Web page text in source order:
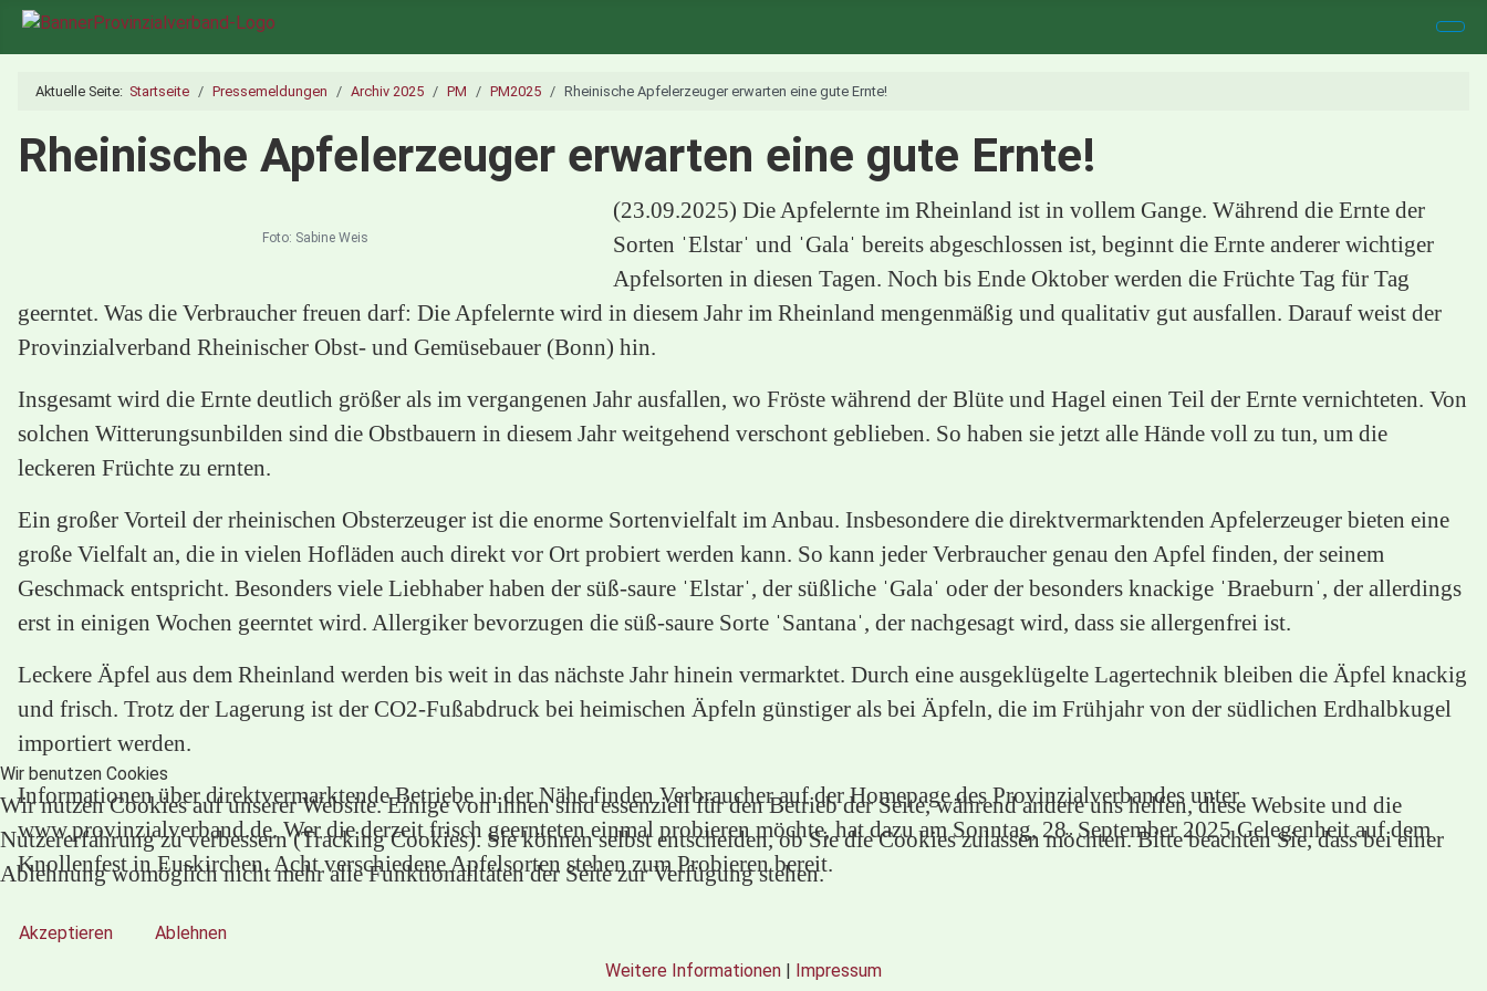
Aktuelle Seite: Startseite Pressemeldungen Archiv 2025 PM PM2025 Rheinische Apfelerzeuger erwarten eine gute Ernte!
Rheinische Apfelerzeuger erwarten eine gute Ernte!
Foto: Sabine Weis
(23.09.2025) Die Apfelernte im Rheinland ist in vollem Gange. Während die Ernte der
Sorten ˈElstarˈ und ˈGalaˈ bereits abgeschlossen ist, beginnt die Ernte anderer wichtiger
Apfelsorten in diesen Tagen. Noch bis Ende Oktober werden die Früchte Tag für Tag
geerntet. Was die Verbraucher freuen darf: Die Apfelernte wird in diesem Jahr im Rheinland mengenmäßig und qualitativ gut ausfallen. Darauf weist der
Provinzialverband Rheinischer Obst- und Gemüsebauer (Bonn) hin.
Insgesamt wird die Ernte deutlich größer als im vergangenen Jahr ausfallen, wo Fröste während der Blüte und Hagel einen Teil der Ernte vernichteten. Von
solchen Witterungsunbilden sind die Obstbauern in diesem Jahr weitgehend verschont geblieben. So haben sie jetzt alle Hände voll zu tun, um die
leckeren Früchte zu ernten.
Ein großer Vorteil der rheinischen Obsterzeuger ist die enorme Sortenvielfalt im Anbau. Insbesondere die direktvermarktenden Apfelerzeuger bieten eine
große Vielfalt an, die in vielen Hofläden auch direkt vor Ort probiert werden kann. So kann jeder Verbraucher genau den Apfel finden, der seinem
Geschmack entspricht. Besonders viele Liebhaber haben der süß-saure ˈElstarˈ, der süßliche ˈGalaˈ oder der besonders knackige ˈBraeburnˈ, der allerdings
erst in einigen Wochen geerntet wird. Allergiker bevorzugen die süß-saure Sorte ˈSantanaˈ, der nachgesagt wird, dass sie allergenfrei ist.
Leckere Äpfel aus dem Rheinland werden bis weit in das nächste Jahr hinein vermarktet. Durch eine ausgeklügelte Lagertechnik bleiben die Äpfel knackig
und frisch. Trotz der Lagerung ist der CO2-Fußabdruck bei heimischen Äpfeln günstiger als bei Äpfeln, die im Frühjahr von der südlichen Erdhalbkugel
importiert werden.
Informationen über direktvermarktende Betriebe in der Nähe finden Verbraucher auf der Homepage des Provinzialverbandes unter
www.provinzialverband.de. Wer die derzeit frisch geernteten einmal probieren möchte, hat dazu am Sonntag, 28. September 2025 Gelegenheit auf dem
Knollenfest in Euskirchen. Acht verschiedene Apfelsorten stehen zum Probieren bereit.
Wir benutzen Cookies
Wir nutzen Cookies auf unserer Website. Einige von ihnen sind essenziell für den Betrieb der Seite, während andere uns helfen, diese Website und die
Nutzererfahrung zu verbessern (Tracking Cookies). Sie können selbst entscheiden, ob Sie die Cookies zulassen möchten. Bitte beachten Sie, dass bei einer
Ablehnung womöglich nicht mehr alle Funktionalitäten der Seite zur Verfügung stehen.
Akzeptieren
Ablehnen
Weitere Informationen | Impressum